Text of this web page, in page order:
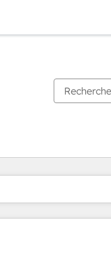
surPage
PagePagePagePagePage